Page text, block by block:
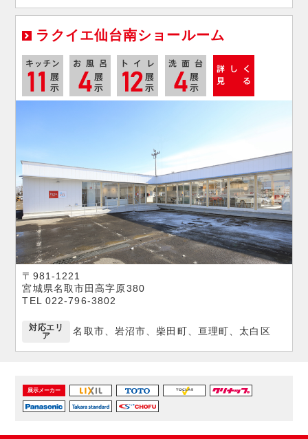
ラクイエ仙台南ショールーム
〒981-1221
宮城県名取市田高字原380
TEL 022-796-3802
対応エリ
ア
名取市、岩沼市、柴田町、亘理町、太白区
展示メーカー